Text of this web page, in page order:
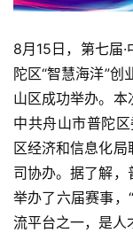
8月15日，第七届
陀区“智慧海洋”创
山区成功举办。本
中共舟山市普陀
区经济和信息化
司协办。据了解
举办了六届赛事，
流平台之一，是人